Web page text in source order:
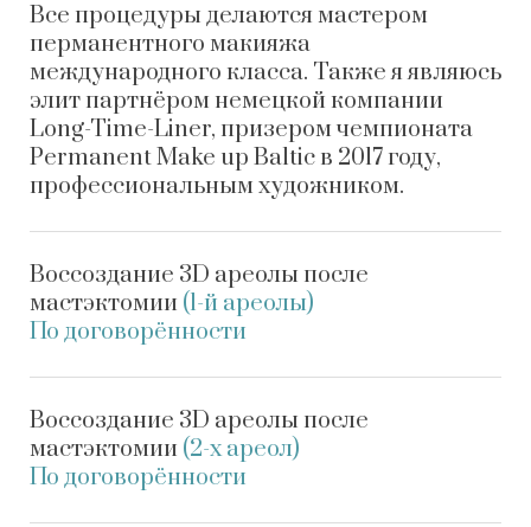
Все процедуры делаются мастером
перманентного макияжа
международного класса. Также я являюсь
элит партнёром немецкой компании
Long-Time-Liner, призером чемпионата
Permanent Make up Baltic в 2017 году,
профессиональным художником.
Воссоздание 3D ареолы после
мастэктомии (1-й ареолы)
По договорённости
Воссоздание 3D ареолы после
мастэктомии (2-х ареол)
По договорённости